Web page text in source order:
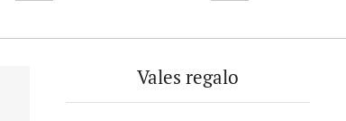
Vales regalo